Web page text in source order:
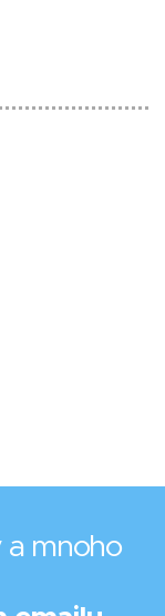
a mnoho